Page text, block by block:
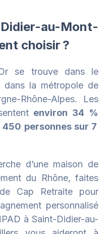
au-Mont-
choisir ?
se trouve dans le
dans la métropole de
Rhône-Alpes. Les
environ 34 %
personnes sur 7
d’une maison de
du Rhône, faites
Cap Retraite pour
personnalisé
à Saint-Didier-au-